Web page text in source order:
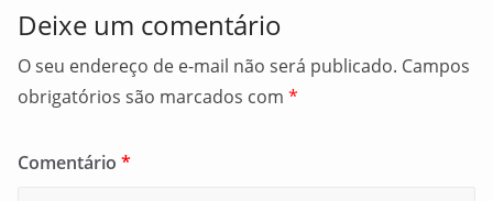
Deixe um comentário
O seu endereço de e-mail não será publicado. Campos
obrigatórios são marcados com *
Comentário *